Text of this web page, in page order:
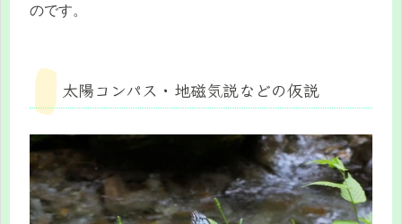
のです。
太陽コンパス・地磁気説などの仮説